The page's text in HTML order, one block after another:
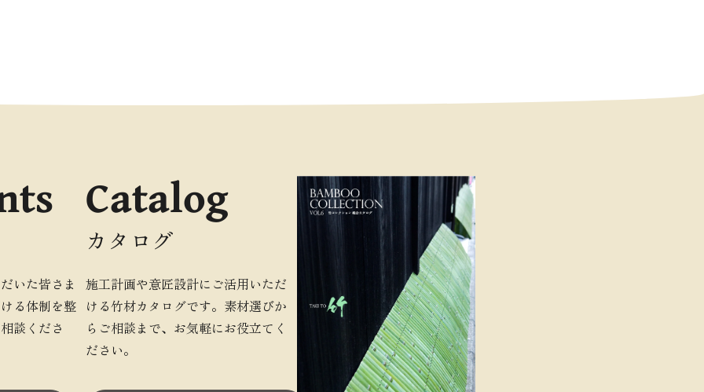
いた皆さま
る体制を整
談くださ
Catalog
カタログ
施工計画や意匠設計にご活用いただ
ける竹材カタログです。素材選びか
らご相談まで、お気軽にお役立てく
ださい。